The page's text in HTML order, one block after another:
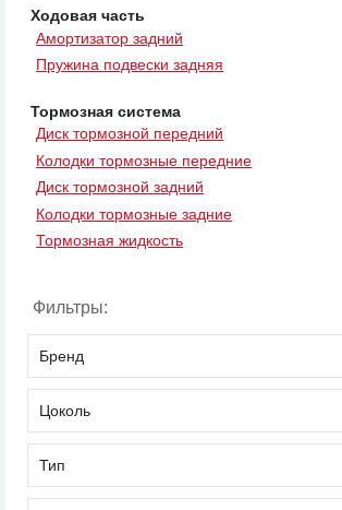
Ходовая часть
Амортизатор задний
Пружина подвески задняя
Тормозная система
Диск тормозной передний
Колодки тормозные передние
Диск тормозной задний
Колодки тормозные задние
Тормозная жидкость
Фильтры:
Бренд
Цоколь
Тип